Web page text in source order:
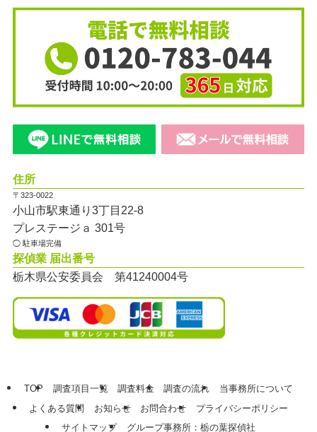
住所
〒323-0022
小山市駅東通り3丁目22-8
プレステージａ 301号
◯ 駐車場完備
探偵業 届出番号
栃木県公安委員会 第41240004号
TOP 調査項目一覧 調査料金 調査の流れ
当事務所について
よくある質問
お知らせ お問合わせ
プライバシーポリシー
サイトマップ
グループ事務所：栃の葉探偵社